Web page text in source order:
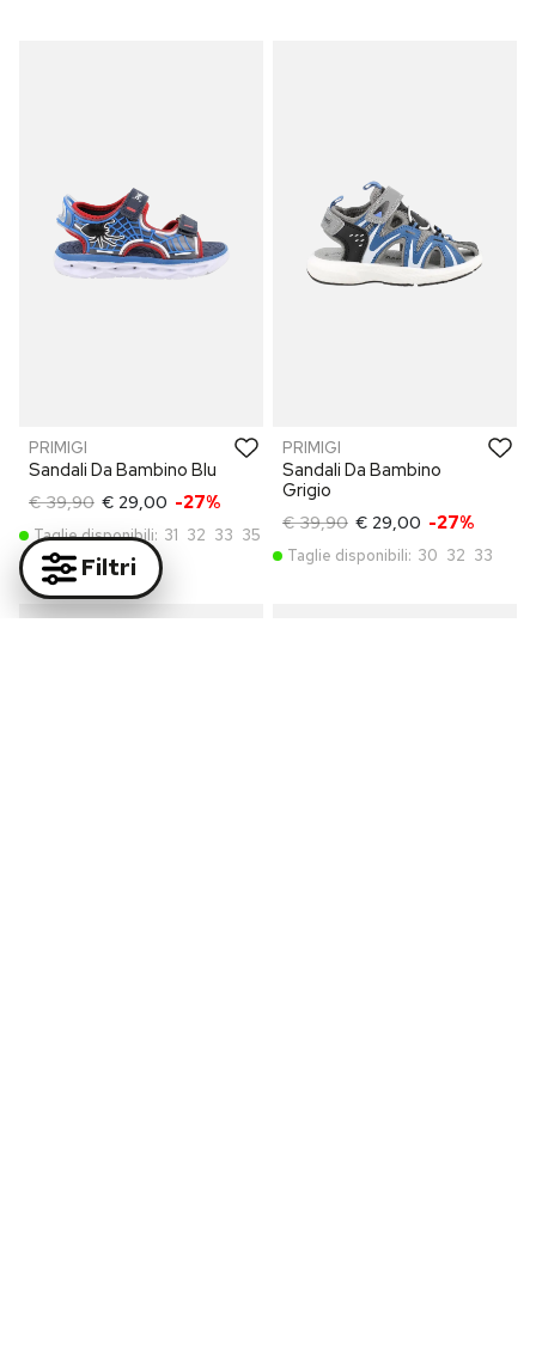
PRIMIGI
Sandali Da Bambino Blu
€ 39,90 € 29,00 -27%
Taglie disponibili: 31 32 33 35
PRIMIGI
Sandali Da Bambino
Grigio
€ 39,90 € 29,00 -27%
Taglie disponibili: 30 32 33
Filtri